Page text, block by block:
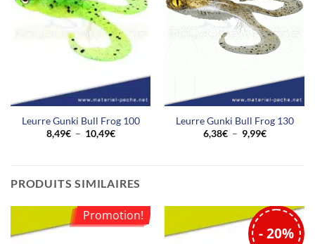
Nous cherchons des étoiles !
Dites-nous ce que vous en pensez
Soyez le premier à écrire un
Leurre Gunki Bull Frog 100
8,49€ – 10,49€Plage
10,49€
Leurre Gunki Bull Frog 130
6,38€ – 9,99€Plage
PRODUITS SIMILAIRES
Promotion!
- 20%